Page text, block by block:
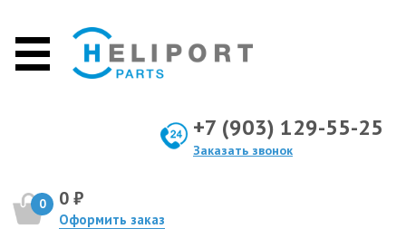
+7 (903) 129-55-25
Заказать звонок
0 0 ₽
Оформить заказ